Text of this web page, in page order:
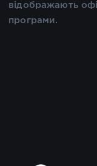
відображають
програми.